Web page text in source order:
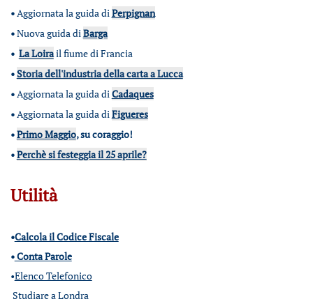
•Aggiornata la guida diPerpignan
•Nuova guida diBarga
• La Loirail fiume di Francia
•Storia dell'industria della carta a Lucca
•Aggiornata la guida diCadaques
•Aggiornata la guida diFigueres
•Primo Maggio, su coraggio!
•Perchè si festeggia il 25 aprile?
Utilità
•Calcola il Codice Fiscale
•Conta Parole
•Elenco Telefonico
Studiare a Londra